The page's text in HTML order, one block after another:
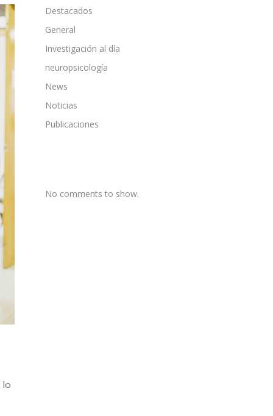
lo
Destacados
General
Investigación al día
neuropsicología
News
Noticias
Publicaciones
No comments to show.